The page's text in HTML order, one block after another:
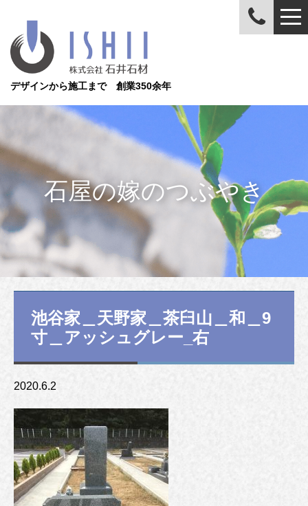
デザインから施工まで 創業350余年
石屋の嫁のつぶやき
池谷家＿天野家＿茶臼山＿和＿9
寸＿アッシュグレー_右
2020.6.2